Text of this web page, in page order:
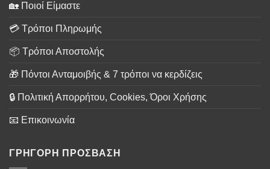
🏡 Ποιοί Είμαστε
💳 Τρόποι Πληρωμής
📦 Τρόποι Αποστολής
🎁 Πόντοι Ανταμοιβής & 7 τρόποι να κερδίζεις
🔒 Πολιτική Απορρήτου, Cookies, Όροι Χρήσης
📧 Επικοινωνία
ΓΡΗΓΟΡΗ ΠΡΟΣΒΑΣΗ